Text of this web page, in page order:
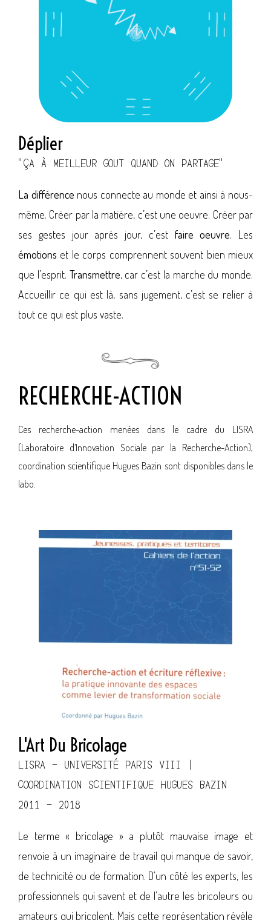
Déplier
"ÇA À MEILLEUR GOUT QUAND ON PARTAGE"
La différence nous connecte au monde et ainsi à nous-
même. Créer par la matière, c’est une oeuvre. Créer par
ses gestes jour après jour, c’est faire oeuvre. Les
émotions et le corps comprennent souvent bien mieux
que l’esprit. Transmettre, car c’est la marche du monde.
Accueillir ce qui est là, sans jugement, c’est se relier à
tout ce qui est plus vaste.
RECHERCHE-ACTION
Ces recherche-action menées dans le cadre du LISRA
(Laboratoire d’Innovation Sociale par la Recherche-Action),
coordination scientifique Hugues Bazin sont disponibles dans le
labo.
L'Art Du Bricolage
LISRA - UNIVERSITÉ PARIS VIII |
COORDINATION SCIENTIFIQUE HUGUES BAZIN
2011 - 2018
Le terme « bricolage » a plutôt mauvaise image et
renvoie à un imaginaire de travail qui manque de savoir,
de technicité ou de formation. D’un côté les experts, les
professionnels qui savent et de l’autre les bricoleurs ou
amateurs qui bricolent. Mais cette représentation révèle